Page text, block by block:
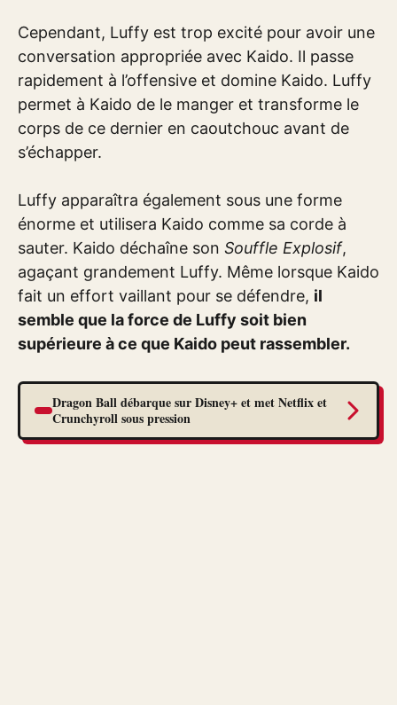
Cependant, Luffy est trop excité pour avoir une
conversation appropriée avec Kaido. Il passe
rapidement à l’offensive et domine Kaido. Luffy
permet à Kaido de le manger et transforme le
corps de ce dernier en caoutchouc avant de
s’échapper.
Luffy apparaîtra également sous une forme
énorme et utilisera Kaido comme sa corde à
sauter. Kaido déchaîne son Souffle Explosif,
agaçant grandement Luffy. Même lorsque Kaido
fait un effort vaillant pour se défendre, il
semble que la force de Luffy soit bien
supérieure à ce que Kaido peut rassembler.
Dragon Ball débarque sur Disney+ et met Netflix et
Crunchyroll sous pression